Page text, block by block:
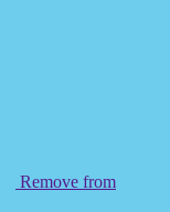
Remove from